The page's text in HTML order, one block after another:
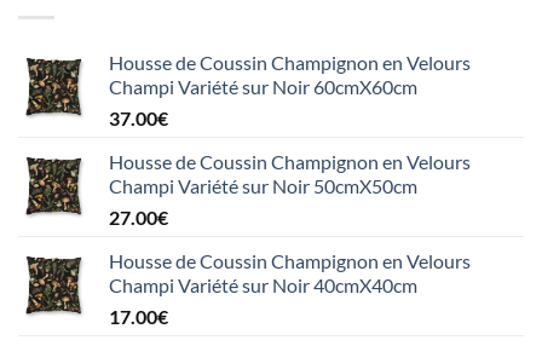
Housse de Coussin Champignon en Velours
Champi Variété sur Noir 60cmX60cm
37.00€
Housse de Coussin Champignon en Velours
Champi Variété sur Noir 50cmX50cm
27.00€
Housse de Coussin Champignon en Velours
Champi Variété sur Noir 40cmX40cm
17.00€